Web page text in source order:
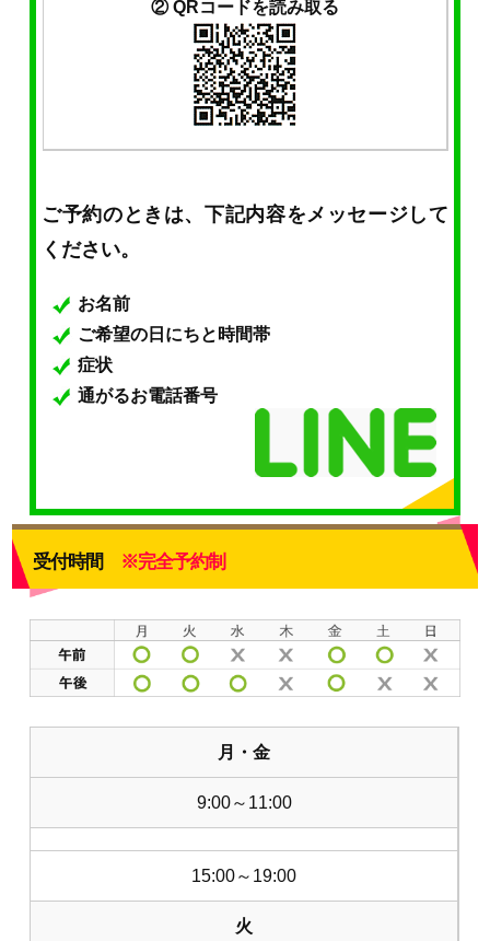
② QRコードを読み取る
ご予約のときは、下記内容をメッセージして
ください。
お名前
ご希望の日にちと時間帯
症状
通がるお電話番号
受付時間 ※完全予約制
月・金
9:00～11:00
15:00～19:00
火